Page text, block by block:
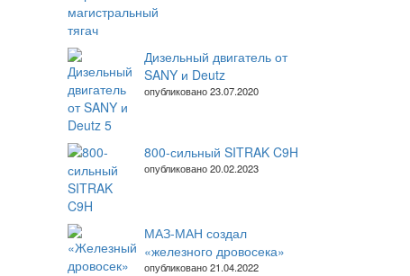
Дизельный двигатель от
SANY и Deutz
опубликовано 23.07.2020
800-сильный SITRAK C9H
опубликовано 20.02.2023
МАЗ-МАН создал
«железного дровосека»
опубликовано 21.04.2022